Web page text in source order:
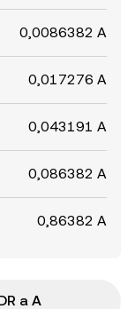
0,0086382 A
0,017276 A
0,043191 A
0,086382 A
0,86382 A
a A